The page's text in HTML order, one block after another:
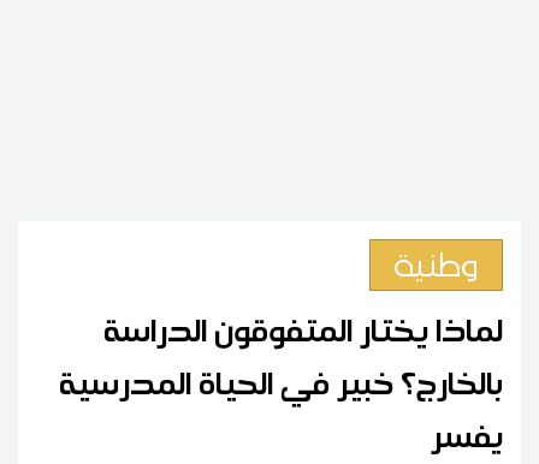
وطنية
لماذا يختار المتفوقون الدراسة
بالخارج؟ خبير في الحياة المدرسية
يفسر